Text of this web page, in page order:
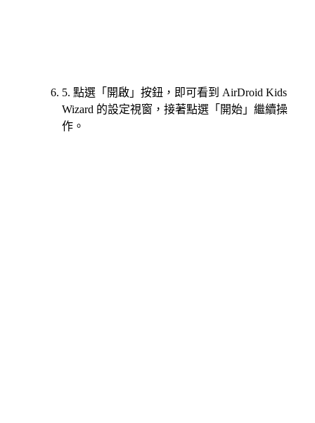
5. 點選「開啟」按鈕，即可看到 AirDroid Kids
Wizard 的設定視窗，接著點選「開始」繼續操
作。